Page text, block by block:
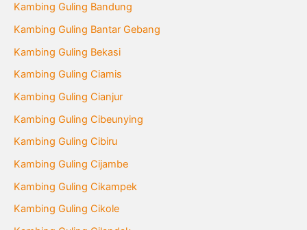
Kambing Guling Bandung
Kambing Guling Bantar Gebang
Kambing Guling Bekasi
Kambing Guling Ciamis
Kambing Guling Cianjur
Kambing Guling Cibeunying
Kambing Guling Cibiru
Kambing Guling Cijambe
Kambing Guling Cikampek
Kambing Guling Cikole